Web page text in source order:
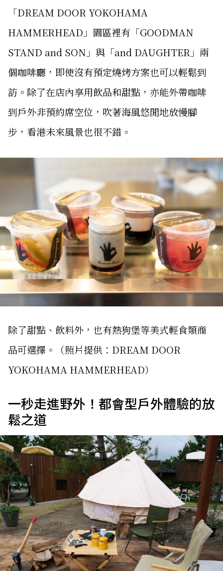
「DREAM DOOR YOKOHAMA
HAMMERHEAD」園區裡有「GOODMAN
STAND and SON」與「and DAUGHTER」兩
個咖啡廳，即使沒有預定燒烤方案也可以輕鬆到
訪。除了在店內享用飲品和甜點，亦能外帶咖啡
到戶外非預約席空位，吹著海風悠閒地放慢腳
步，看港未來風景也很不錯。
除了甜點、飲料外，也有熱狗堡等美式輕食類商
品可選擇。（照片提供：DREAM DOOR
YOKOHAMA HAMMERHEAD）
一秒走進野外！都會型戶外體驗的放
鬆之道